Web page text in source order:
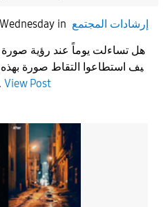
Wednesdayin إرشادات المجتمع
هل تساءلت يوماً عند رؤية
يف استطاعوا التقاط صورة
View Post